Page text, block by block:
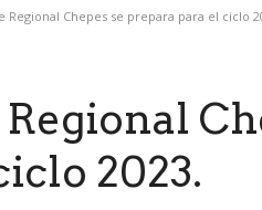
Regional Chepes se prepara para el ciclo
Regional
2023.